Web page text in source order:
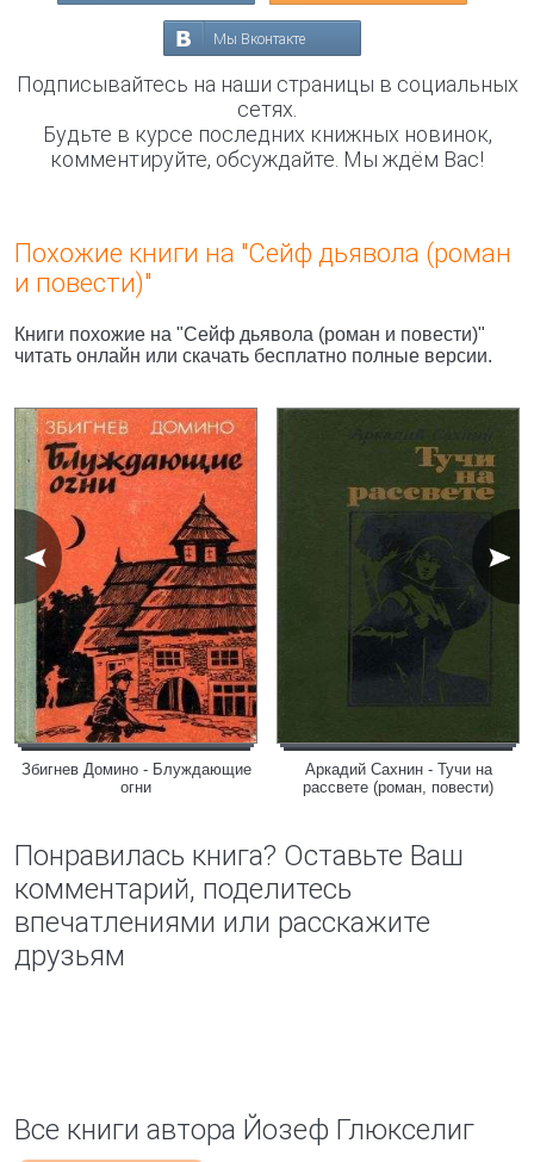
Мы Вконтакте
Подписывайтесь на наши страницы в социальных
сетях.
Будьте в курсе последних книжных новинок,
комментируйте, обсуждайте. Мы ждём Вас!
Похожие книги на "Сейф дьявола (роман
и повести)"
Книги похожие на "Сейф дьявола (роман и повести)"
читать онлайн или скачать бесплатно полные версии.
Збигнев Домино - Блуждающие
огни
Аркадий Сахнин - Тучи на
рассвете (роман, повести)
Понравилась книга? Оставьте Ваш
комментарий, поделитесь
впечатлениями или расскажите
друзьям
Все книги автора Йозеф Глюкселиг